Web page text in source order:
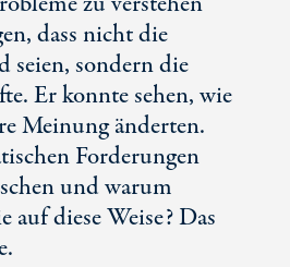
dass nicht die
seien, sondern die
Er konnte sehen, wie
Meinung änderten.
Forderungen
und warum
auf diese Weise? Das